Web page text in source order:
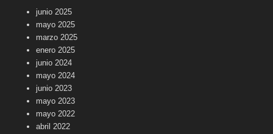
junio 2025
mayo 2025
marzo 2025
enero 2025
junio 2024
mayo 2024
junio 2023
mayo 2023
mayo 2022
abril 2022